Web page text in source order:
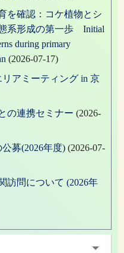
を確認：コケ植物とシ
系形成の第一歩 Initial
during primary
(2026-07-17)
アミーティング in 京
の連携セミナー (2026-
募(2026年度) (2026-07-
訪問について (2026年